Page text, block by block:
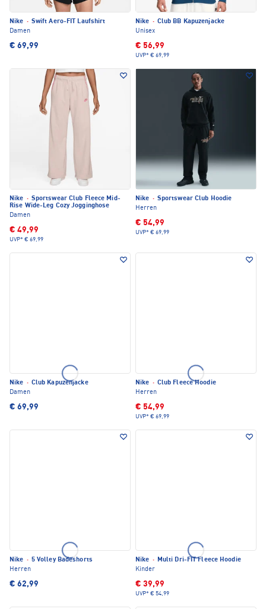
Nike · Swift Aero-FIT Laufshirt
Damen
€ 69,99
Nike · Club BB Kapuzenjacke
Unisex
€ 56,99
UVP* € 69,99
Nike · Sportswear Club Fleece Mid-
Rise Wide-Leg Cozy Jogginghose
Damen
€ 49,99
UVP* € 69,99
Nike · Sportswear Club Hoodie
Herren
€ 54,99
UVP* € 69,99
Nike · Club Kapuzenjacke
Damen
€ 69,99
Nike · Club Fleece Hoodie
Herren
€ 54,99
UVP* € 69,99
Nike · 5 Volley Badeshorts
Herren
€ 62,99
Nike · Multi Dri-FIT Fleece Hoodie
Kinder
€ 39,99
UVP* € 54,99